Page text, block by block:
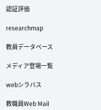
認証評価
researchmap
教員データベース
メディア登場一覧
webシラバス
教職員Web Mail